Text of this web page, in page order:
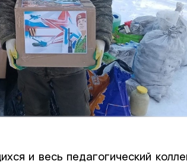
и весь педагогический